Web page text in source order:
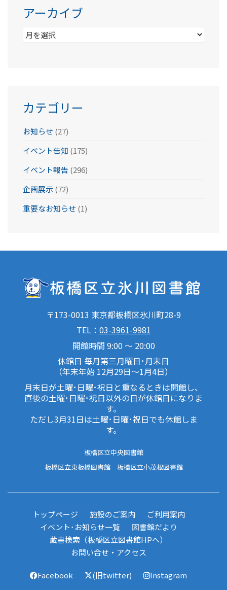
アーカイブ
ア
カテゴリー
お知らせ (27)
イベント告知 (175)
イベント報告 (296)
企画展示(72)
重要なお知らせ (1)
〒173-0013 東京都板橋区氷川町28-9
TEL： 03-3961-9981
開館時間 9:00 ～ 20:00
休館日 毎月第三月曜日･月末日
（年末年始 12月29日～1月4日）
月末日が土曜･日曜･祝日と重なるときは開館し、
直後の土曜･日曜･祝日以外の日が休館日になりま
す。
ただし3月31日は土曜･日曜･祝日でも休館しま
す。
板橋区立中央図書館
板橋区立東板橋図書館
板橋区立小茂根図書館
トップページ 施設のご案内
ご利用案内
イベント･お知らせ一覧
図書館だより
蔵書検索（板橋区立図書館HPへ）
お問い合せ・アクセス
Facebook (旧twitter) Instagram